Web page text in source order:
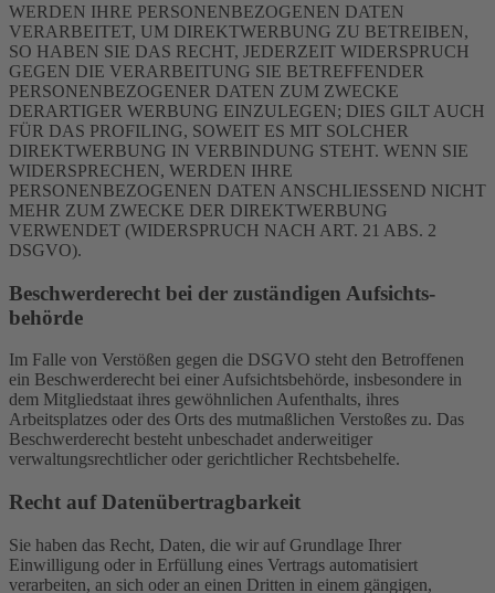
WERDEN IHRE PERSONENBEZOGENEN DATEN
VERARBEITET, UM DIREKTWERBUNG ZU BETREIBEN,
SO HABEN SIE DAS RECHT, JEDERZEIT WIDERSPRUCH
GEGEN DIE VERARBEITUNG SIE BETREFFENDER
PERSONENBEZOGENER DATEN ZUM ZWECKE
DERARTIGER WERBUNG EINZULEGEN; DIES GILT AUCH
FÜR DAS PROFILING, SOWEIT ES MIT SOLCHER
DIREKTWERBUNG IN VERBINDUNG STEHT. WENN SIE
WIDERSPRECHEN, WERDEN IHRE
PERSONENBEZOGENEN DATEN ANSCHLIESSEND NICHT
MEHR ZUM ZWECKE DER DIREKTWERBUNG
VERWENDET (WIDERSPRUCH NACH ART. 21 ABS. 2
DSGVO).
Beschwerde­recht bei der zuständigen Aufsichts­
behörde
Im Falle von Verstößen gegen die DSGVO steht den Betroffenen
ein Beschwerderecht bei einer Aufsichtsbehörde, insbesondere in
dem Mitgliedstaat ihres gewöhnlichen Aufenthalts, ihres
Arbeitsplatzes oder des Orts des mutmaßlichen Verstoßes zu. Das
Beschwerderecht besteht unbeschadet anderweitiger
verwaltungsrechtlicher oder gerichtlicher Rechtsbehelfe.
Recht auf Daten­übertrag­barkeit
Sie haben das Recht, Daten, die wir auf Grundlage Ihrer
Einwilligung oder in Erfüllung eines Vertrags automatisiert
verarbeiten, an sich oder an einen Dritten in einem gängigen,